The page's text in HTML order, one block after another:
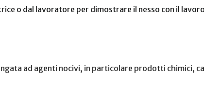
o dal lavoratore per dimostrare il nesso con il
ad agenti nocivi, in particolare prodotti chimici,